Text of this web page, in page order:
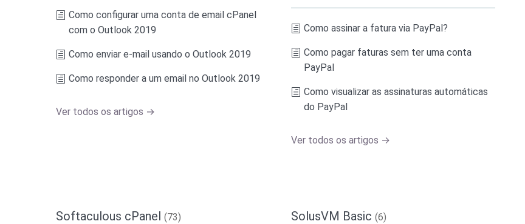
Como configurar uma conta de email cPanel
com o Outlook 2019
Como enviar e-mail usando o Outlook 2019
Como responder a um email no Outlook 2019
Ver todos os artigos →
Como assinar a fatura via PayPal?
Como pagar faturas sem ter uma conta
PayPal
Como visualizar as assinaturas automáticas
do PayPal
Ver todos os artigos →
Softaculous cPanel (73) SolusVM Basic (6)